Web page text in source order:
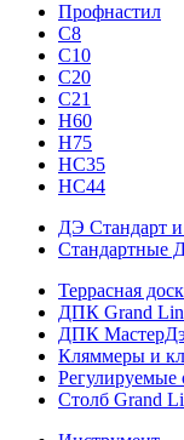
Профнастил
С8
С10
С20
С21
H60
H75
HС35
НС44
ДЭ Стандарт
Стандартные
Террасная
ДПК Grand
ДПК
Кляммеры и
Столб Grand